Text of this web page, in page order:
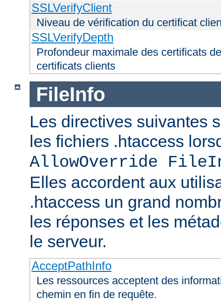
SSLVerifyClient
Niveau de vérification du certificat
SSLVerifyDepth
Profondeur maximale des certificats
certificats clients
FileInfo
Les directives suivantes
les fichiers .htaccess
AllowOverride
Elles accordent aux
.htaccess un grand
les réponses et les
le serveur.
AcceptPathInfo
Les ressources acceptent des
chemin en fin de requête.